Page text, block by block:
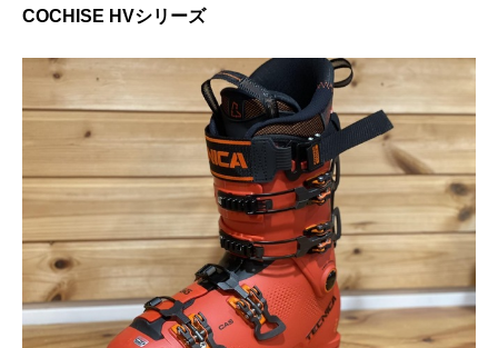
COCHISE HVシリーズ